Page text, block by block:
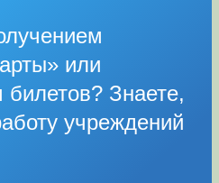
или
билетов? Знаете,
учреждений